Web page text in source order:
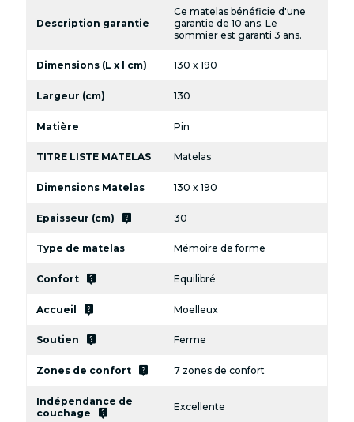
Description garantie
Ce matelas bénéficie d'une
garantie de 10 ans. Le
sommier est garanti 3 ans.
Dimensions (L x l cm) 130 x 190
Largeur (cm) 130
Matière Pin
TITRE LISTE MATELAS Matelas
Dimensions Matelas 130 x 190
Epaisseur (cm) live_help 30
Type de matelas Mémoire de forme
Confort live_help Equilibré
Accueil live_help Moelleux
Soutien live_help Ferme
Zones de confort live_help 7 zones de confort
Indépendance de
couchage
live_help Excellente